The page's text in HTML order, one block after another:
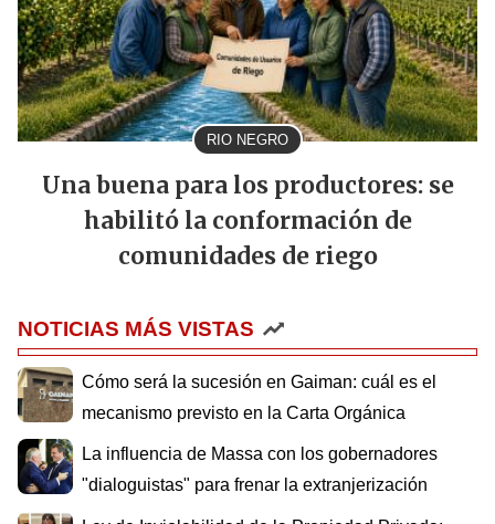
RIO NEGRO
Una buena para los productores: se
habilitó la conformación de
comunidades de riego
NOTICIAS MÁS VISTAS
Cómo será la sucesión en Gaiman: cuál es el
mecanismo previsto en la Carta Orgánica
La influencia de Massa con los gobernadores
"dialoguistas" para frenar la extranjerización